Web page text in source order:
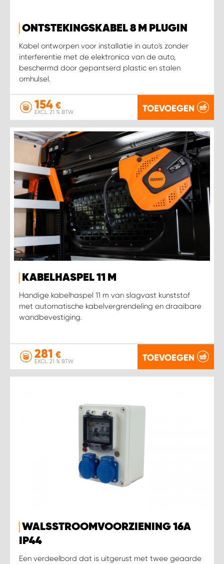
ONTSTEKINGSKABEL 8 M PLUGIN
Kabel ontworpen voor installatie in auto's zonder
interferentie met de elektronica van de auto,
beschermd door gepantserd plastic en stalen
omhulsel.
154 €
EXCL. 21 % BTW TOEVOEGEN
KABELHASPEL 11 M
Handige kabelhaspel 11 m van slagvast kunststof
met automatische kabelvergrendeling en draaibare
wandbevestiging.
281 €
EXCL. 21 % BTW TOEVOEGEN
WALSSTROOMVOORZIENING 16A
IP44
Een verdeelbord dat is uitgerust met twee geaarde